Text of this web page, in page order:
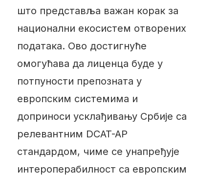
што представља важан корак за
национални екосистем отворених
података. Ово достигнуће
омогућава да лиценца буде у
потпуности препозната у
европским системима и
доприноси усклађивању Србије са
релевантним DCAT-AP
стандардом, чиме се унапређује
интероперабилност са европским